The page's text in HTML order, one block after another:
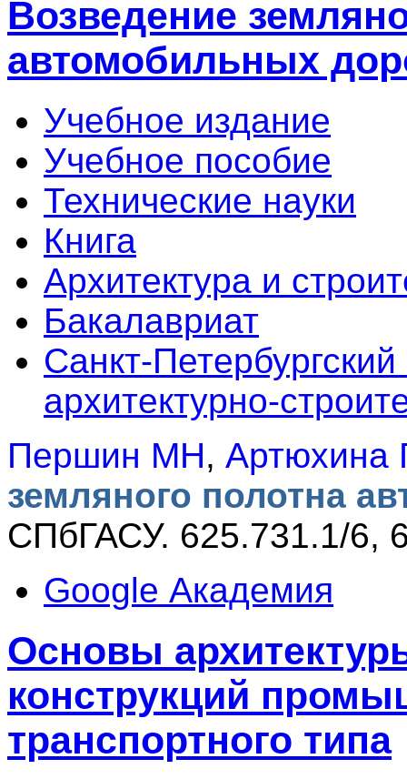
Возведение
автомобильных
Учебное издание
Учебное пособие
Технические науки
Книга
Архитектура и
Бакалавриат
Санкт-
архитектурно-
Першин МН, Артюхина
земляного полотна
СПбГАСУ. 625.731.1/6,
Google Академия
Основы
конструкций
транспортного типа